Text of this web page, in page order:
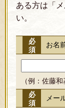
ある方は「
い。
お名
必
須
（例：佐藤和
メー
必
須